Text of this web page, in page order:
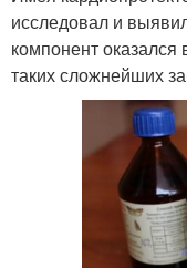
исследовал и
компонент
таких сложнейших